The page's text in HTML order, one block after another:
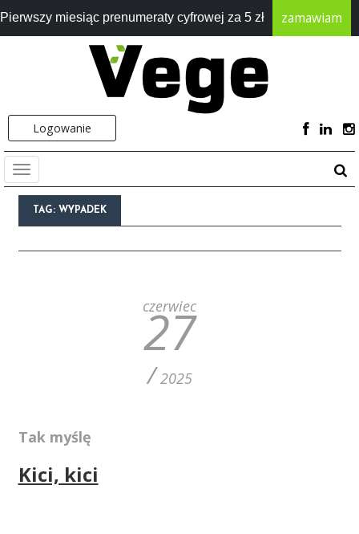
Pierwszy miesiąc prenumeraty cyfrowej za 5 zł zamawiam
Logowanie
TAG: WYPADEK
czerwiec
27
/ 2025
Tak myślę
Kici, kici